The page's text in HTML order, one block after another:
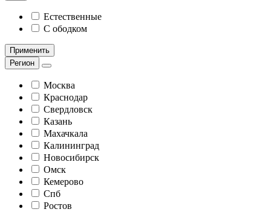
Естественные
С ободком
Применить
Регион
Москва
Краснодар
Свердловск
Казань
Махачкала
Калининград
Новосибирск
Омск
Кемерово
Спб
Ростов